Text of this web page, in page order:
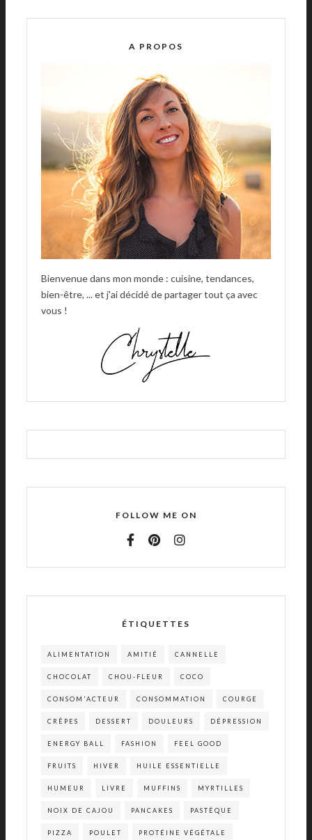
A PROPOS
Bienvenue dans mon monde : cuisine, tendances,
bien-être, ... et j'ai décidé de partager tout ça avec
vous !
FOLLOW ME ON
ÉTIQUETTES
ALIMENTATION AMITIÉ CANNELLE
CHOCOLAT CHOU-FLEUR COCO
CONSOM'ACTEUR CONSOMMATION COURGE
CRÊPES DESSERT DOULEURS DÉPRESSION
ENERGY BALL FASHION FEEL GOOD
FRUITS HIVER HUILE ESSENTIELLE
HUMEUR LIVRE MUFFINS MYRTILLES
NOIX DE CAJOU PANCAKES PASTÈQUE
PIZZA POULET PROTÉINE VÉGÉTALE